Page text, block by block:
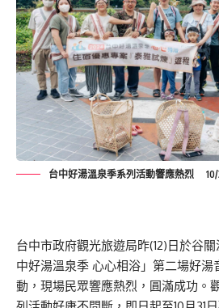
台中好湯溫泉季系列活動響應熱烈 10/
台中市政府觀光旅遊局昨(12)日於谷
中好湯溫泉季 心心相浴」第二場好湯
動，現場民眾響應熱烈，圓滿成功。